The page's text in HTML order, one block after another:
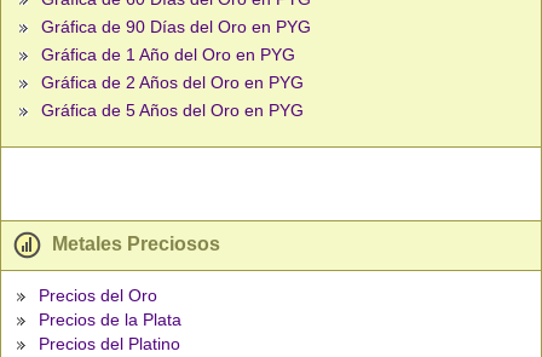
Gráfica de 90 Días del Oro en PYG
Gráfica de 1 Año del Oro en PYG
Gráfica de 2 Años del Oro en PYG
Gráfica de 5 Años del Oro en PYG
Metales Preciosos
Precios del Oro
Precios de la Plata
Precios del Platino